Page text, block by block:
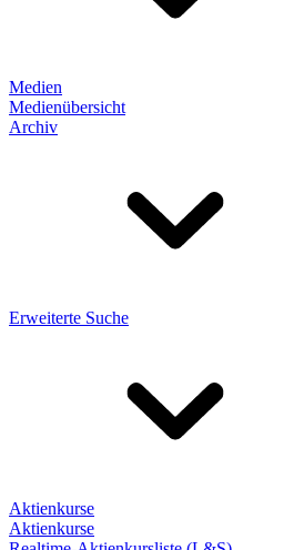
Medien
Medienübersicht
Archiv
Erweiterte Suche
Aktienkurse
Aktienkurse